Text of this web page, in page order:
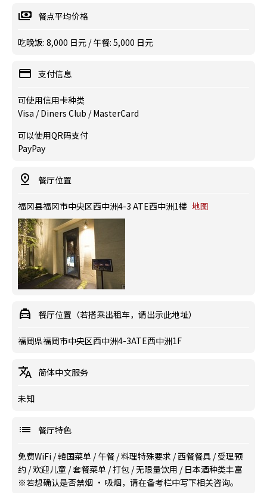
餐点平均价格
吃晚饭: 8,000 日元 / 午餐: 5,000 日元
支付信息
可使用信用卡种类
Visa / Diners Club / MasterCard
可以使用QR码支付
PayPay
餐厅位置
福冈县福冈市中央区西中洲4-3 ATE西中洲1楼 地图
餐厅位置（若搭乘出租车，请出示此地址）
福岡県福岡市中央区西中洲4-3ATE西中洲1F
简体中文服务
未知
餐厅特色
免费WiFi /韓国菜单 /午餐 /料理特殊要求 /西餐餐具 /受理预
约 /欢迎儿童 /套餐菜单 /打包 /无限量饮用 / 日本酒种类丰富
※若想确认是否禁烟 · 吸烟，请在备考栏中写下相关咨询。